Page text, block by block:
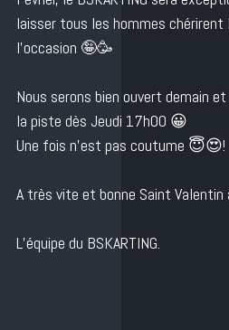
laisser tous les hommes
l’occasion 🤪🥳
Nous serons bien ouvert demain
la piste dès Jeudi 17h00 😀
Une fois n’est pas coutume 😇😍!
A très vite et bonne Saint
L’équipe du BSKARTING.